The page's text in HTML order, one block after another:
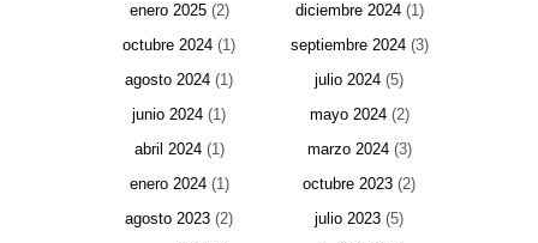
enero 2025(2) diciembre 2024(1)
octubre 2024 (1) septiembre 2024(3)
agosto 2024 (1) julio 2024 (5)
junio 2024 (1) mayo 2024(2)
abril 2024(1) marzo 2024(3)
enero 2024(1) octubre 2023 (2)
agosto 2023 (2) julio 2023 (5)